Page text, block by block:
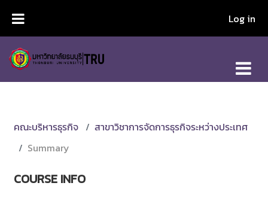
Log in
คณะบริหารธุรกิจ
สาขาวิชาการจัดการธุรกิจระหว่างประเทศ
Summary
COURSE INFO